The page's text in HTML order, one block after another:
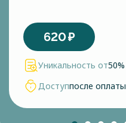
620₽
Уникальность от50%
Доступпосле оплаты